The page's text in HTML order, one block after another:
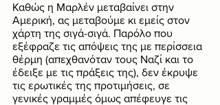
Καθώς η Μαρλέν μεταβαίνει στην
Αμερική, ας μεταβούμε κι εμείς στον
χάρτη της σιγά-σιγά. Παρόλο που
εξέφραζε τις απόψεις της με περίσσεια
θέρμη (απεχθανόταν τους Ναζί και το
έδειξε με τις πράξεις της), δεν έκρυψε
τις ερωτικές της προτιμήσεις, σε
γενικές γραμμές όμως απέφευγε τις